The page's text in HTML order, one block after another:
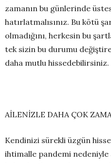
zamanın bu günlerinde
hatırlatmalısınız. Bu kötü
olmadığını, herkesin bu
tek sizin bu durumu
daha mutlu hissedebilirsiniz.
AİLENİZLE DAHA ÇOK
Kendinizi sürekli üzgün
ihtimalle pandemi nedeniyle